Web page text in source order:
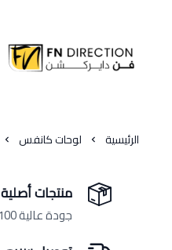
فن دايركشن
الرئيسية لوحات كانفس
منتجات أصلية
جودة عالية 100%